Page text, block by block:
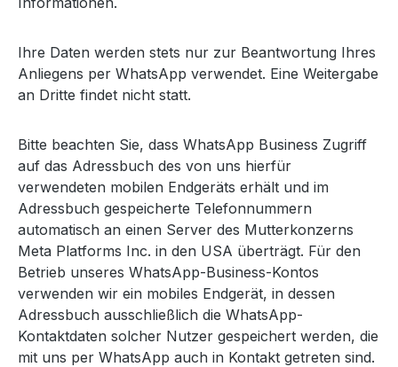
Ihre Daten werden stets nur zur Beantwortung Ihres
Anliegens per WhatsApp verwendet. Eine Weitergabe
an Dritte findet nicht statt.
Bitte beachten Sie, dass WhatsApp Business Zugriff
auf das Adressbuch des von uns hierfür
verwendeten mobilen Endgeräts erhält und im
Adressbuch gespeicherte Telefonnummern
automatisch an einen Server des Mutterkonzerns
Meta Platforms Inc. in den USA überträgt. Für den
Betrieb unseres WhatsApp-Business-Kontos
verwenden wir ein mobiles Endgerät, in dessen
Adressbuch ausschließlich die WhatsApp-
Kontaktdaten solcher Nutzer gespeichert werden, die
mit uns per WhatsApp auch in Kontakt getreten sind.